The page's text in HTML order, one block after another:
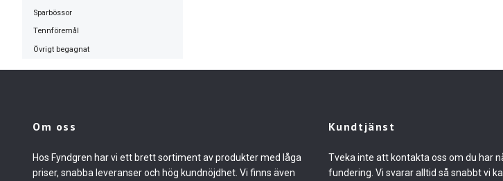
Sparbössor
Tennföremål
Övrigt begagnat
Om oss
Hos Fyndgren har vi ett brett sortiment av produkter med låga
priser, snabba leveranser och hög kundnöjdhet. Vi finns även
Kundtjänst
Tveka inte att kontakta oss om du har
fundering. Vi svarar alltid så snabbt vi